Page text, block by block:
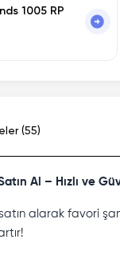
1005 RP
(55)
Al – Hızlı ve
alarak favori